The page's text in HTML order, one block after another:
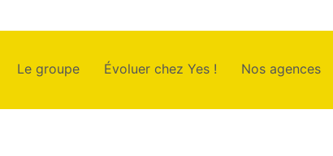
Le groupe Évoluer chez Yes ! Nos agences